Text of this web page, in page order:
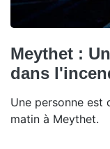
Meythet :
dans
Une personne est
matin à Meythet.